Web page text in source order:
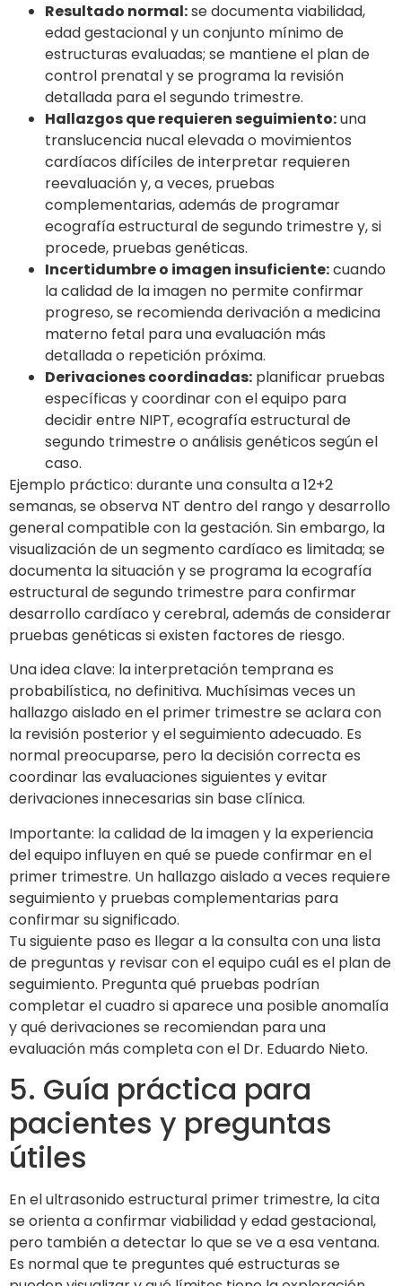
Resultado normal:se documenta viabilidad,
edad gestacional y un conjunto mínimo de
estructuras evaluadas; se mantiene el plan de
control prenatal y se programa la revisión
detallada para el segundo trimestre.
Hallazgos que requieren seguimiento:una
translucencia nucal elevada o movimientos
cardíacos difíciles de interpretar requieren
reevaluación y, a veces, pruebas
complementarias, además de programar
ecografía estructural de segundo trimestre y, si
procede, pruebas genéticas.
Incertidumbre o imagen insuficiente:cuando
la calidad de la imagen no permite confirmar
progreso, se recomienda derivación a medicina
materno fetal para una evaluación más
detallada o repetición próxima.
Derivaciones coordinadas: planificar pruebas
específicas y coordinar con el equipo para
decidir entre NIPT, ecografía estructural de
segundo trimestre o análisis genéticos según el
caso.
Ejemplo práctico: durante una consulta a 12+2
semanas, se observa NT dentro del rango y desarrollo
general compatible con la gestación. Sin embargo, la
visualización de un segmento cardíaco es limitada; se
documenta la situación y se programa la ecografía
estructural de segundo trimestre para confirmar
desarrollo cardíaco y cerebral, además de considerar
pruebas genéticas si existen factores de riesgo.
Una idea clave: la interpretación temprana es
probabilística, no definitiva. Muchísimas veces un
hallazgo aislado en el primer trimestre se aclara con
la revisión posterior y el seguimiento adecuado. Es
normal preocuparse, pero la decisión correcta es
coordinar las evaluaciones siguientes y evitar
derivaciones innecesarias sin base clínica.
Importante: la calidad de la imagen y la experiencia
del equipo influyen en qué se puede confirmar en el
primer trimestre. Un hallazgo aislado a veces requiere
seguimiento y pruebas complementarias para
confirmar su significado.
Tu siguiente paso es llegar a la consulta con una lista
de preguntas y revisar con el equipo cuál es el plan de
seguimiento. Pregunta qué pruebas podrían
completar el cuadro si aparece una posible anomalía
y qué derivaciones se recomiendan para una
evaluación más completa con el Dr. Eduardo Nieto.
5. Guía práctica para
pacientes y preguntas
útiles
En el ultrasonido estructural primer trimestre, la cita
se orienta a confirmar viabilidad y edad gestacional,
pero también a detectar lo que se ve a esa ventana.
Es normal que te preguntes qué estructuras se